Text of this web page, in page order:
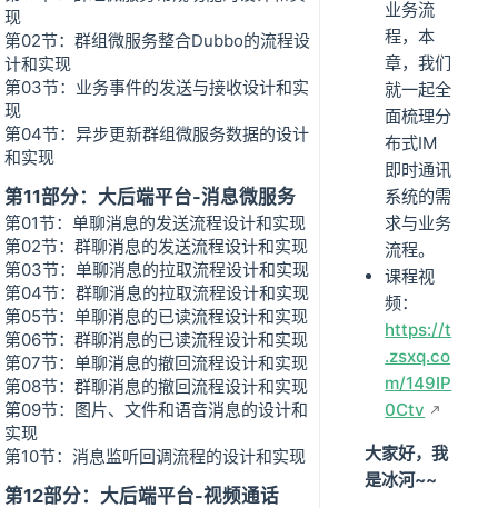
现
第02节：群组微服务整合Dubbo的流程设
计和实现
第03节：业务事件的发送与接收设计和实
现
第04节：异步更新群组微服务数据的设计
和实现
第11部分：大后端平台-消息微服务
第01节：单聊消息的发送流程设计和实现
第02节：群聊消息的发送流程设计和实现
第03节：单聊消息的拉取流程设计和实现
第04节：群聊消息的拉取流程设计和实现
第05节：单聊消息的已读流程设计和实现
第06节：群聊消息的已读流程设计和实现
第07节：单聊消息的撤回流程设计和实现
第08节：群聊消息的撤回流程设计和实现
第09节：图片、文件和语音消息的设计和
实现
第10节：消息监听回调流程的设计和实现
第12部分：大后端平台-视频通话
业务流
程，本
章，我们
就一起全
面梳理分
布式IM
即时通讯
系统的需
求与业务
流程。
课程视
频：
https://t
.zsxq.co
m/149IP
0Ctv
大家好，我
是冰河~~